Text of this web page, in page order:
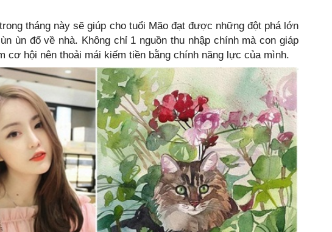
tháng này sẽ giúp cho tuổi Mão đạt được những đột phá lớn
ùn đổ về nhà. Không chỉ 1 nguồn thu nhập chính mà con giáp
cơ hội nên thoải mái kiếm tiền bằng chính năng lực của mình.